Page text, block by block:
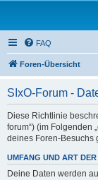
FAQ
Foren-Übersicht
SIxO-Forum -
Diese Richtlinie
forum“) (im Folgenden
deines Foren-Besuchs
UMFANG UND ART
Deine Daten werden